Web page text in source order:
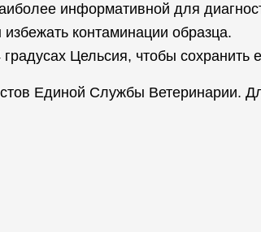
информативной для
контаминации образца.
Цельсия, чтобы сохранить
Единой Службы Ветеринарии.